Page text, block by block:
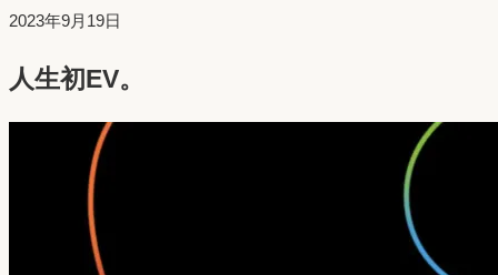
投
日：
2023年9月19日
人生初EV。